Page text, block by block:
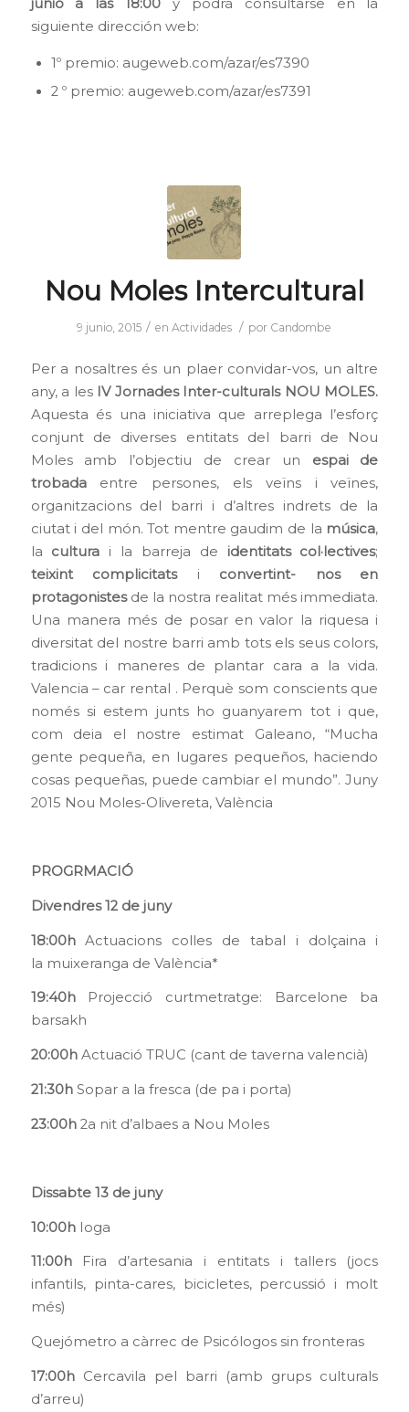
siguiente dirección web:
1º premio: augeweb.com/azar/es7390
2 º premio: augeweb.com/azar/es7391
Nou Moles Intercultural
9 junio, 2015 / enActividades / por Candombe
Per a nosaltres és un plaer convidar-vos, un altre
any, a les IV Jornades Inter-culturals NOU MOLES.
Aquesta és una iniciativa que arreplega l’esforç
conjunt de diverses entitats del barri de Nou
Moles amb l’objectiu de crear un espai de
trobadaentre persones, els veïns i veïnes,
organitzacions del barri i d’altres indrets de la
ciutat i del món. Tot mentre gaudim de la música,
la cultura i la barreja de identitats col·lectives;
teixint complicitatsi convertint- nos en
protagonistesde la nostra realitat més immediata.
Una manera més de posar en valor la riquesa i
diversitat del nostre barri amb tots els seus colors,
tradicions i maneres de plantar cara a la vida.
Valencia – car rental . Perquè som conscients que
només si estem junts ho guanyarem tot i que,
com deia el nostre estimat Galeano, “Mucha
gente pequeña, en lugares pequeños, haciendo
cosas pequeñas, puede cambiar el mundo”. Juny
2015 Nou Moles-Olivereta, València
PROGRMACIÓ
Divendres 12 de juny
18:00hActuacions colles de tabal i dolçaina i
la muixeranga de València*
19:40hProjecció curtmetratge: Barcelone ba
barsakh
20:00hActuació TRUC (cant de taverna valencià)
21:30hSopar a la fresca (de pa i porta)
23:00h2a nit d’albaes a Nou Moles
Dissabte 13 de juny
10:00hIoga
11:00hFira d’artesania i entitats i tallers (jocs
infantils, pinta-cares, bicicletes, percussió i molt
més)
Quejómetro a càrrec de Psicólogos sin fronteras
17:00hCercavila pel barri (amb grups culturals
d’arreu)